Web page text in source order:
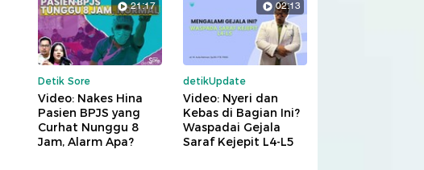
21:17
Detik Sore
Video: Nakes Hina
Pasien BPJS yang
Curhat Nunggu 8
Jam, Alarm Apa?
02:13
detikUpdate
Video: Nyeri dan
Kebas di Bagian Ini?
Waspadai Gejala
Saraf Kejepit L4-L5